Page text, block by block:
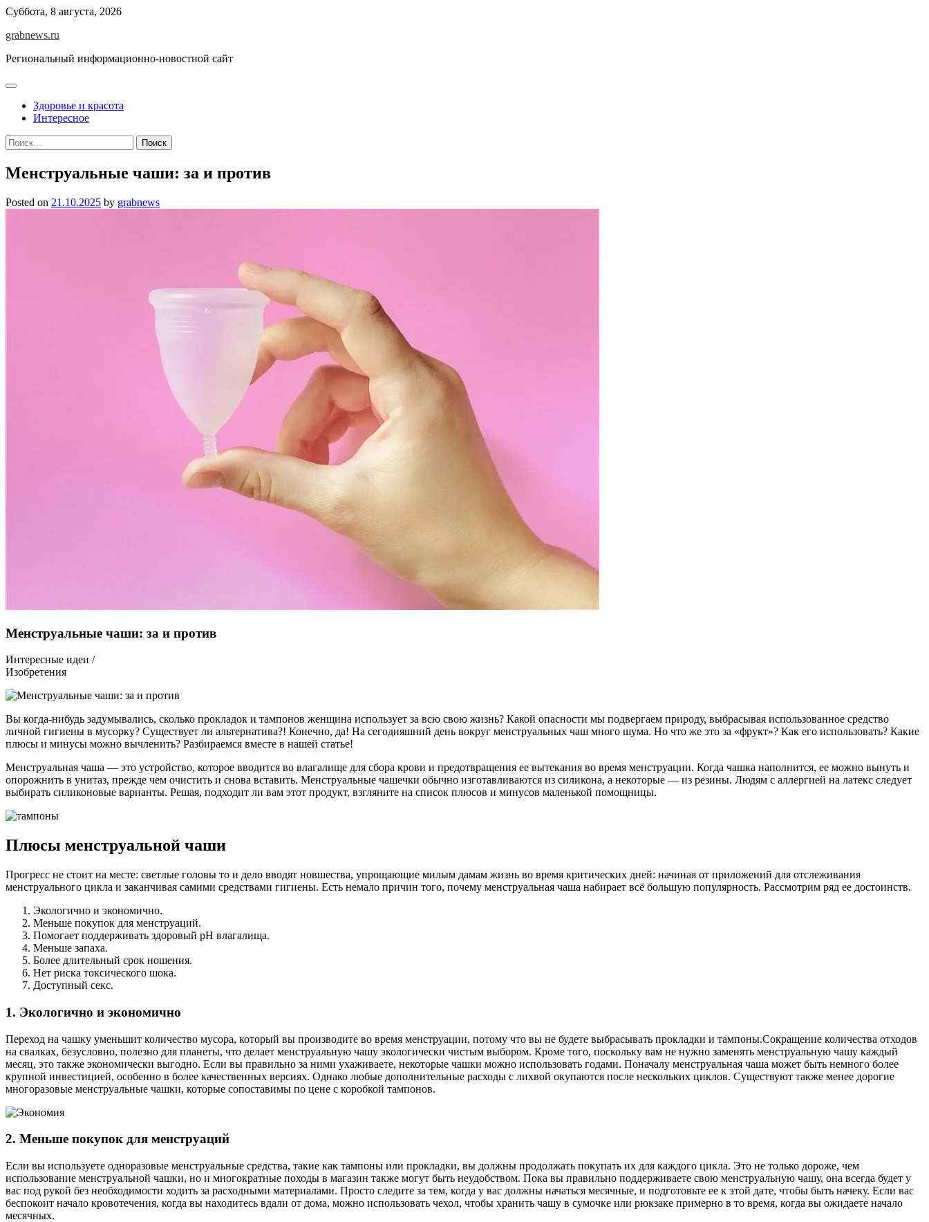
Skip
content
Суббота, 8 августа, 2026
grabnews.ru
Региональный информационно-новостной сайт
Здоровье и красота
Интересное
Найти:
Менструальные чаши: за и против
Posted on 21.10.2025 by grabnews
Менструальные чаши: за и против
Интересные идеи /
Изобретения
Вы когда-нибудь задумывались, сколько прокладок и тампонов женщина использует за всю свою жизнь? Какой опасности мы подвергаем природу, выбрасывая использованное средство
личной гигиены в мусорку? Существует ли альтернатива?! Конечно, да! На сегодняшний день вокруг менструальных чаш много шума. Но что же это за «фрукт»? Как его использовать? Какие
плюсы и минусы можно вычленить? Разбираемся вместе в нашей статье!
Менструальная чаша — это устройство, которое вводится во влагалище для сбора крови и предотвращения ее вытекания во время менструации. Когда чашка наполнится, ее можно вынуть и
опорожнить в унитаз, прежде чем очистить и снова вставить. Менструальные чашечки обычно изготавливаются из силикона, а некоторые — из резины. Людям с аллергией на латекс следует
выбирать силиконовые варианты. Решая, подходит ли вам этот продукт, взгляните на список плюсов и минусов маленькой помощницы.
Плюсы менструальной чаши
Прогресс не стоит на месте: светлые головы то и дело вводят новшества, упрощающие милым дамам жизнь во время критических дней: начиная от приложений для отслеживания
менструального цикла и заканчивая самими средствами гигиены. Есть немало причин того, почему менструальная чаша набирает всё большую популярность. Рассмотрим ряд ее достоинств.
Экологично и экономично.
Меньше покупок для менструаций.
Помогает поддерживать здоровый рН влагалища.
Меньше запаха.
Более длительный срок ношения.
Нет риска токсического шока.
Доступный секс.
1. Экологично и экономично
Переход на чашку уменьшит количество мусора, который вы производите во время менструации, потому что вы не будете выбрасывать прокладки и тампоны.Сокращение количества отходов
на свалках, безусловно, полезно для планеты, что делает менструальную чашу экологически чистым выбором. Кроме того, поскольку вам не нужно заменять менструальную чашу каждый
месяц, это также экономически выгодно. Если вы правильно за ними ухаживаете, некоторые чашки можно использовать годами. Поначалу менструальная чаша может быть немного более
крупной инвестицией, особенно в более качественных версиях. Однако любые дополнительные расходы с лихвой окупаются после нескольких циклов. Существуют также менее дорогие
многоразовые менструальные чашки, которые сопоставимы по цене с коробкой тампонов.
2. Меньше покупок для менструаций
Если вы используете одноразовые менструальные средства, такие как тампоны или прокладки, вы должны продолжать покупать их для каждого цикла. Это не только дороже, чем
использование менструальной чашки, но и многократные походы в магазин также могут быть неудобством. Пока вы правильно поддерживаете свою менструальную чашу, она всегда будет у
вас под рукой без необходимости ходить за расходными материалами. Просто следите за тем, когда у вас должны начаться месячные, и подготовьте ее к этой дате, чтобы быть начеку. Если вас
беспокоит начало кровотечения, когда вы находитесь вдали от дома, можно использовать чехол, чтобы хранить чашу в сумочке или рюкзаке примерно в то время, когда вы ожидаете начало
месячных.